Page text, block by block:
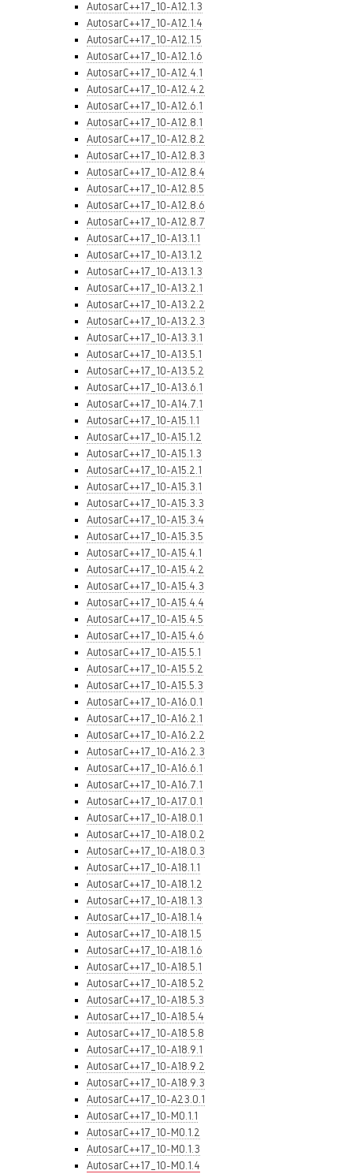
AutosarC++17_10-A12.1.3
AutosarC++17_10-A12.1.4
AutosarC++17_10-A12.1.5
AutosarC++17_10-A12.1.6
AutosarC++17_10-A12.4.1
AutosarC++17_10-A12.4.2
AutosarC++17_10-A12.6.1
AutosarC++17_10-A12.8.1
AutosarC++17_10-A12.8.2
AutosarC++17_10-A12.8.3
AutosarC++17_10-A12.8.4
AutosarC++17_10-A12.8.5
AutosarC++17_10-A12.8.6
AutosarC++17_10-A12.8.7
AutosarC++17_10-A13.1.1
AutosarC++17_10-A13.1.2
AutosarC++17_10-A13.1.3
AutosarC++17_10-A13.2.1
AutosarC++17_10-A13.2.2
AutosarC++17_10-A13.2.3
AutosarC++17_10-A13.3.1
AutosarC++17_10-A13.5.1
AutosarC++17_10-A13.5.2
AutosarC++17_10-A13.6.1
AutosarC++17_10-A14.7.1
AutosarC++17_10-A15.1.1
AutosarC++17_10-A15.1.2
AutosarC++17_10-A15.1.3
AutosarC++17_10-A15.2.1
AutosarC++17_10-A15.3.1
AutosarC++17_10-A15.3.3
AutosarC++17_10-A15.3.4
AutosarC++17_10-A15.3.5
AutosarC++17_10-A15.4.1
AutosarC++17_10-A15.4.2
AutosarC++17_10-A15.4.3
AutosarC++17_10-A15.4.4
AutosarC++17_10-A15.4.5
AutosarC++17_10-A15.4.6
AutosarC++17_10-A15.5.1
AutosarC++17_10-A15.5.2
AutosarC++17_10-A15.5.3
AutosarC++17_10-A16.0.1
AutosarC++17_10-A16.2.1
AutosarC++17_10-A16.2.2
AutosarC++17_10-A16.2.3
AutosarC++17_10-A16.6.1
AutosarC++17_10-A16.7.1
AutosarC++17_10-A17.0.1
AutosarC++17_10-A18.0.1
AutosarC++17_10-A18.0.2
AutosarC++17_10-A18.0.3
AutosarC++17_10-A18.1.1
AutosarC++17_10-A18.1.2
AutosarC++17_10-A18.1.3
AutosarC++17_10-A18.1.4
AutosarC++17_10-A18.1.5
AutosarC++17_10-A18.1.6
AutosarC++17_10-A18.5.1
AutosarC++17_10-A18.5.2
AutosarC++17_10-A18.5.3
AutosarC++17_10-A18.5.4
AutosarC++17_10-A18.5.8
AutosarC++17_10-A18.9.1
AutosarC++17_10-A18.9.2
AutosarC++17_10-A18.9.3
AutosarC++17_10-A23.0.1
AutosarC++17_10-M0.1.1
AutosarC++17_10-M0.1.2
AutosarC++17_10-M0.1.3
AutosarC++17_10-M0.1.4